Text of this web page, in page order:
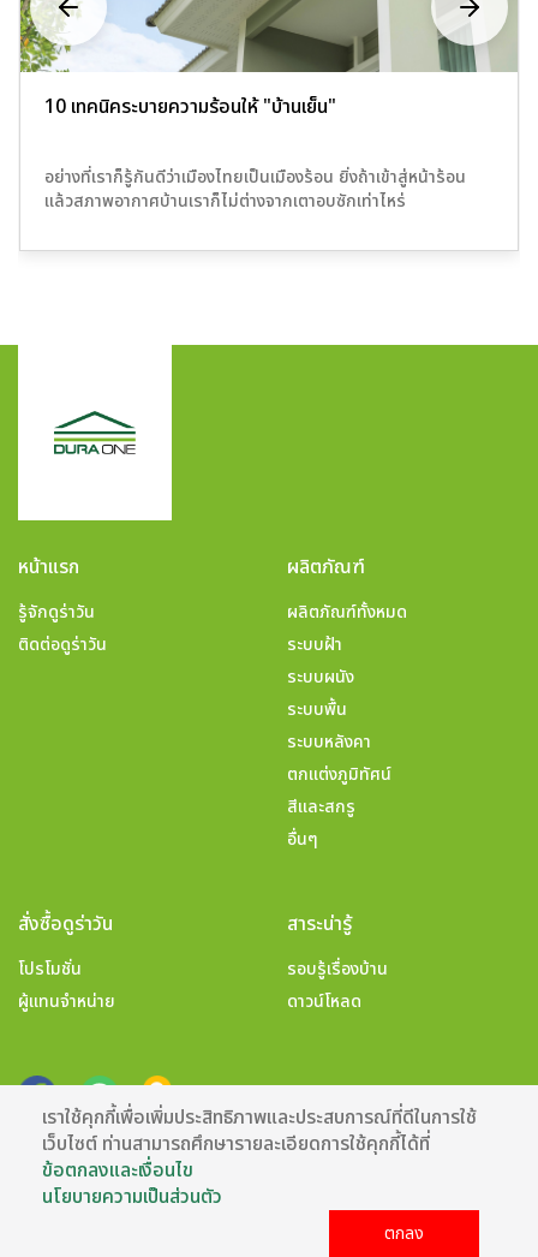
10 เทคนิคระบายความร้อนให้ "บ้านเย็น"
อย่างที่เราก็รู้กันดีว่าเมืองไทยเป็นเมืองร้อน ยิ่งถ้าเข้าสู่หน้าร้อน
แล้วสภาพอากาศบ้านเราก็ไม่ต่างจากเตาอบซักเท่าไหร่
หน้าแรก
รู้จักดูร่าวัน
ติดต่อดูร่าวัน
ผลิตภัณฑ์
ผลิตภัณฑ์ทั้งหมด
ระบบฝ้า
ระบบผนัง
ระบบพื้น
ระบบหลังคา
ตกแต่งภูมิทัศน์
สีและสกรู
อื่นๆ
สั่งซื้อดูร่าวัน
โปรโมชั่น
ผู้แทนจำหน่าย
สาระน่ารู้
รอบรู้เรื่องบ้าน
ดาวน์โหลด
นโยบายการใช้คุ้กกี้
เราใช้คุกกี้เพื่อเพิ่มประสิทธิภาพและประสบการณ์ที่ดีในการใช้
เว็บไซต์ ท่านสามารถศึกษารายละเอียดการใช้คุกกี้ได้ที่
ข้อตกลงและเงื่อนไข
นโยบายความเป็นส่วนตัว
ตกลง